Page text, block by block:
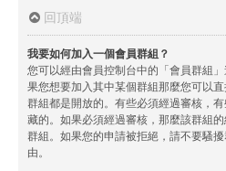
回頂端
我要如何加入一個會員群組？
您可以經由會員控制台中的「會員群組
果您想要加入其中某個群組那麼您可以
群組都是開放的。有些必須經過審核，
藏的。如果必須經過審核，那麼該群組
群組。如果您的申請被拒絕，請不要騷
由。